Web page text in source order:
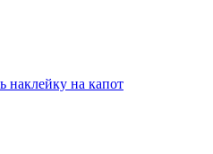
наклейку на капот